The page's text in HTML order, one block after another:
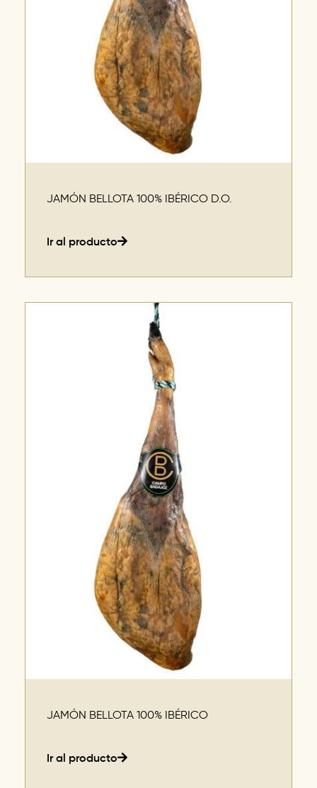
JAMÓN BELLOTA 100% IBÉRICO D.O.
Ir al producto
JAMÓN BELLOTA 100% IBÉRICO
Ir al producto